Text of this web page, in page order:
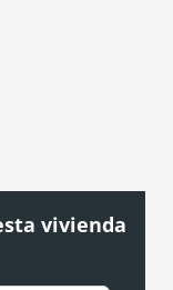
vivienda